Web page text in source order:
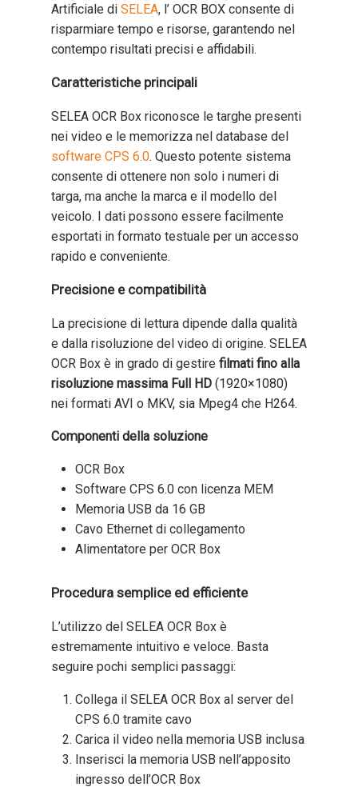
Artificiale di SELEA, l’ OCR BOX consente di
risparmiare tempo e risorse, garantendo nel
contempo risultati precisi e affidabili.
Caratteristiche principali
SELEA OCR Box riconosce le targhe presenti
nei video e le memorizza nel database del
software CPS 6.0. Questo potente sistema
consente di ottenere non solo i numeri di
targa, ma anche la marca e il modello del
veicolo. I dati possono essere facilmente
esportati in formato testuale per un accesso
rapido e conveniente.
Precisione e compatibilità
La precisione di lettura dipende dalla qualità
e dalla risoluzione del video di origine. SELEA
OCR Box è in grado di gestire filmati fino alla
risoluzione massima Full HD (1920×1080)
nei formati AVI o MKV, sia Mpeg4 che H264.
Componenti della soluzione
OCR Box
Software CPS 6.0 con licenza MEM
Memoria USB da 16 GB
Cavo Ethernet di collegamento
Alimentatore per OCR Box
Procedura semplice ed efficiente
L’utilizzo del SELEA OCR Box è
estremamente intuitivo e veloce. Basta
seguire pochi semplici passaggi:
Collega il SELEA OCR Box al server del
CPS 6.0 tramite cavo
Carica il video nella memoria USB inclusa
Inserisci la memoria USB nell’apposito
ingresso dell’OCR Box